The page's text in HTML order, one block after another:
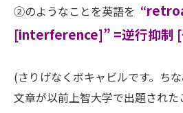
②のようなことを英語を “
[interference]” =逆行抑制 [
(さりげなくボキャビルです。ち
文章が以前上智大学で出題され